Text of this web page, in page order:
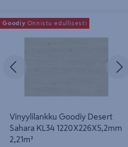
Vinyylilankku Goodiy Desert Sahara
KL34 1220X226X5,2mm 2,21m²
Vinyylilankku Goodiy Desert
Sahara KL34 1220X226X5,2mm
2,21m²
Goodiy Onnistu edullisesti